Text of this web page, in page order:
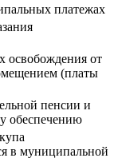
платежах
освобождения от
(платы
пенсии и
обеспечению
в муниципальной